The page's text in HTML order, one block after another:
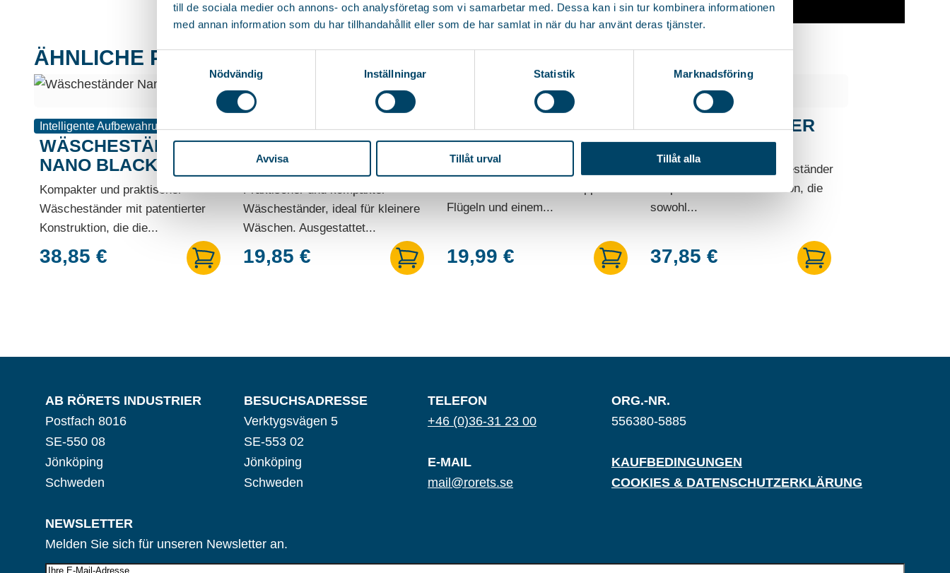
till de sociala medier och annons- och analysföretag som vi samarbetar med. Dessa kan i sin tur kombinera informationen
med annan information som du har tillhandahållit eller som de har samlat in när du har använt deras tjänster.
Samtyckesval
Nödvändig
Inställningar Statistik Marknadsföring
Avvisa Tillåt urval Tillåt alla
ÄHNLICHE PRODUKTE
Intelligente Aufbewahrung
WÄSCHESTÄNDER
NANO BLACK
Kompakter und praktischer
Wäscheständer mit patentierter
Konstruktion, die die...
38,85 €
WÄSCHESTÄNDER
COMPACT BLACK
Praktischer und kompakter
Wäscheständer, ideal für kleinere
Wäschen. Ausgestattet...
19,85 €
WÄSCHESTÄNDER
TONY BLACK
Flügeln und einem...
19,99 €
WÄSCHESTÄNDER
NEO
Stabiler und fester Wäscheständer
mit patentierter Konstruktion, die
sowohl...
37,85 €
AB RÖRETS INDUSTRIER
Postfach 8016
SE-550 08
Jönköping
Schweden
BESUCHSADRESSE
Verktygsvägen 5
SE-553 02
Jönköping
Schweden
TELEFON
+46 (0)36-31 23 00
E-MAIL
mail@rorets.se
ORG.-NR.
556380-5885
KAUFBEDINGUNGEN
COOKIES & DATENSCHUTZERKLÄRUNG
NEWSLETTER
Melden Sie sich für unseren Newsletter an.
E-